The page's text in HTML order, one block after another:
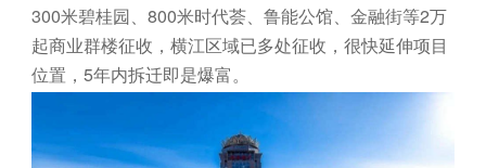
300米碧桂园、800米时代荟、鲁能公馆、金融街等2万
起商业群楼征收，横江区域已多处征收，很快延伸项目
位置，5年内拆迁即是爆富。